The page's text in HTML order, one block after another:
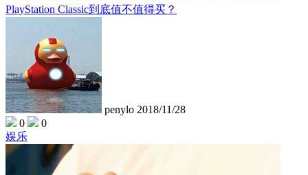
PlayStation Classic到底值不值得买？
penylo 2018/11/28
0
0
娱乐